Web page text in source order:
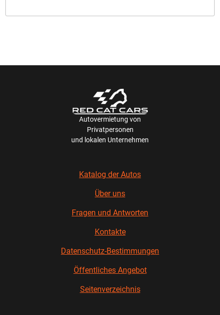
Autovermietung von
Privatpersonen
und lokalen Unternehmen
Katalog der Autos
Über uns
Fragen und Antworten
Kontakte
Datenschutz-Bestimmungen
Öffentliches Angebot
Seitenverzeichnis